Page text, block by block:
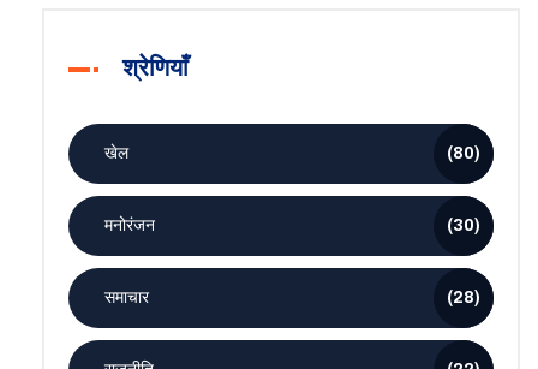
श्रेणियाँ
खेल (80)
मनोरंजन (30)
समाचार (28)